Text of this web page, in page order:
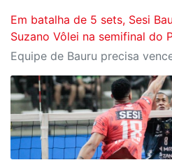
Em batalha de 5 sets, Sesi
Suzano Vôlei na semifinal do